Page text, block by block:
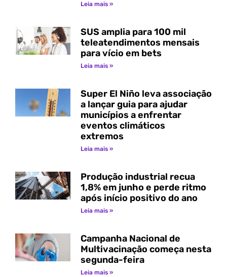
Leia mais »
SUS amplia para 100 mil
teleatendimentos mensais
para vício em bets
Leia mais »
Super El Niño leva associação
a lançar guia para ajudar
municípios a enfrentar
eventos climáticos
extremos
Leia mais »
Produção industrial recua
1,8% em junho e perde ritmo
após início positivo do ano
Leia mais »
Campanha Nacional de
Multivacinação começa nesta
segunda-feira
Leia mais »